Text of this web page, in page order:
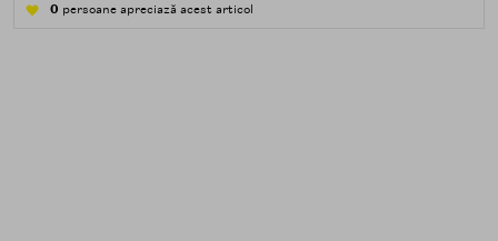
0 persoane apreciază acest articol